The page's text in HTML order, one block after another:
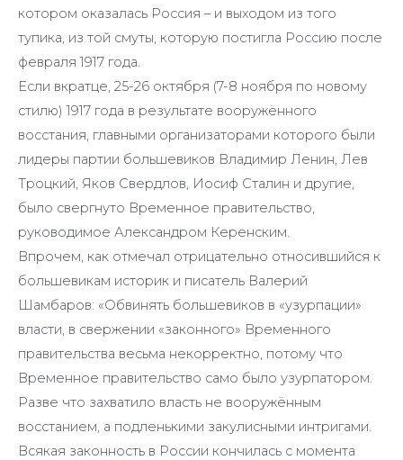
котором оказалась Россия – и выходом из того
тупика, из той смуты, которую постигла Россию после
февраля 1917 года.
Если вкратце, 25-26 октября (7-8 ноября по новому
стилю) 1917 года в результате вооружённого
восстания, главными организаторами которого были
лидеры партии большевиков Владимир Ленин, Лев
Троцкий, Яков Свердлов, Иосиф Сталин и другие,
было свергнуто Временное правительство,
руководимое Александром Керенским.
Впрочем, как отмечал отрицательно относившийся к
большевикам историк и писатель Валерий
Шамбаров: «Обвинять большевиков в «узурпации»
власти, в свержении «законного» Временного
правительства весьма некорректно, потому что
Временное правительство само было узурпатором.
Разве что захватило власть не вооружённым
восстанием, а подленькими закулисными интригами.
Всякая законность в России кончилась с момента